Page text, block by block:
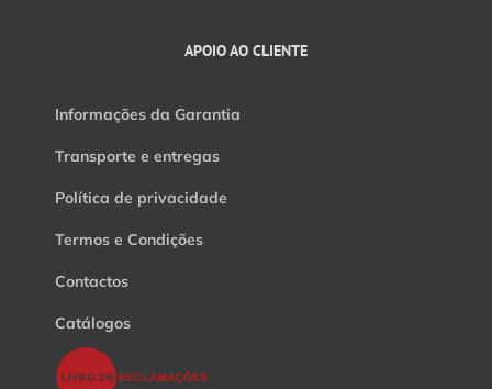
APOIO AO CLIENTE
Informações da Garantia
Transporte e entregas
Política de privacidade
Termos e Condições
Contactos
Catálogos